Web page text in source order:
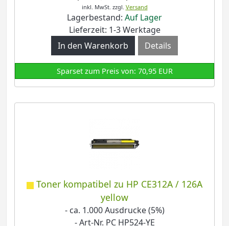
inkl. MwSt. zzgl. Versand
Lagerbestand: Auf Lager
Lieferzeit: 1-3 Werktage
Details
Sparset zum Preis von: 70,95 EUR
Toner kompatibel zu HP CE312A / 126A
yellow
- ca. 1.000 Ausdrucke (5%)
- Art-Nr. PC HP524-YE